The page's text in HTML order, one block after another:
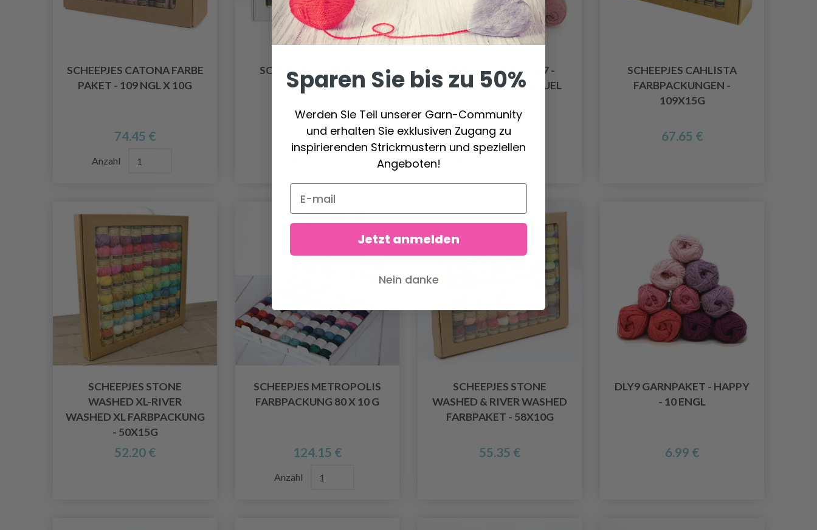
SCHEEPJES CATONA FARBE
PAKET - 109 NGL X 10G
74.45 €
Anzahl
SCHEEPJES TERRAZZO
COLOUR PACK
101.55 €
DROPS LOVES YOU 7 -
SWEET ROSE 10 KNÄUEL
12.05 €
SCHEEPJES CAHLISTA
FARBPACKUNGEN -
109X15G
67.65 €
SCHEEPJES STONE
WASHED XL-RIVER
WASHED XL FARBPACKUNG
- 50X15G
52.20 €
SCHEEPJES METROPOLIS
FARBPACKUNG 80 X 10 G
124.15 €
Anzahl
SCHEEPJES STONE
WASHED & RIVER WASHED
FARBPAKET - 58X10G
55.35 €
DLY9 GARNPAKET - HAPPY
- 10 ENGL
6.99 €
Sparen Sie bis zu 50%
Werden Sie Teil unserer Garn-Community
und erhalten Sie exklusiven Zugang zu
inspirierenden Strickmustern und speziellen
Angeboten!
Jetzt anmelden
Nein danke